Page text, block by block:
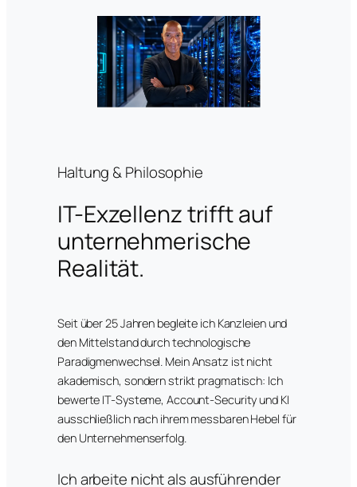
Haltung & Philosophie
IT-Exzellenz trifft auf
unternehmerische
Realität.
Seit über 25 Jahren begleite ich Kanzleien und
den Mittelstand durch technologische
Paradigmenwechsel. Mein Ansatz ist nicht
akademisch, sondern strikt pragmatisch: Ich
bewerte IT-Systeme, Account-Security und KI
ausschließlich nach ihrem messbaren Hebel für
den Unternehmenserfolg.
Ich arbeite nicht als ausführender